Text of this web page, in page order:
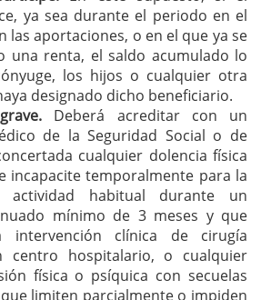
ya sea durante el periodo en el
las aportaciones, o en el que ya se
una renta, el saldo acumulado lo
los hijos o cualquier otra
designado dicho beneficiario.
Deberá acreditar con un
de la Seguridad Social o de
cualquier dolencia física
incapacite temporalmente para la
actividad habitual durante un
mínimo de 3 meses y que
intervención clínica de cirugía
centro hospitalario, o cualquier
física o psíquica con secuelas
limiten parcialmente o impiden